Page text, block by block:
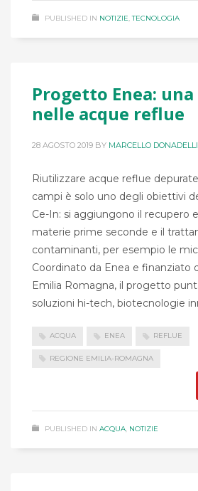
PUBLISHED IN NOTIZIE,TECNOLOGIA
Progetto Enea:
nelle acque reflue
28 AGOSTO 2019 BY MARCELLO DONADELLI
Riutilizzare acque reflue
campi è solo uno degli obiettivi
Ce-In: si aggiungono il recupero
materie prime seconde e il
contaminanti, per esempio le
Coordinato da Enea e finanziato
Emilia Romagna, il progetto
soluzioni hi-tech, biotecnologie
ACQUA ENEA REFLUE
REGIONE EMILIA-ROMAGNA
PUBLISHED IN ACQUA, NOTIZIE